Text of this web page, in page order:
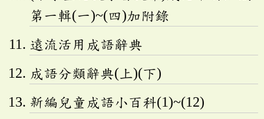
第一輯(一)~(四)加附錄
遠流活用成語辭典
成語分類辭典(上)(下)
新編兒童成語小百科(1)~(12)